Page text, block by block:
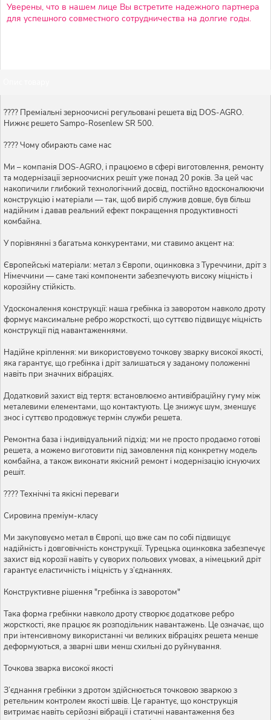
Уверены, что в нашем лице Вы встретите надежного партнера
для успешного совместного сотрудничества на долгие годы.
???? Преміальні зерноочисні регульовані решета від DOS-AGRO.
Нижнє решето Sampo-Rosenlew SR 500.
???? Чому обирають саме нас
Ми – компанія DOS-AGRO, і працюємо в сфері виготовлення, ремонту
та модернізації зерноочисних решіт уже понад 20 років. За цей час
накопичили глибокий технологічний досвід, постійно вдосконалюючи
конструкцію і матеріали — так, щоб виріб служив довше, був більш
надійним і давав реальний ефект покращення продуктивності
комбайна.
У порівнянні з багатьма конкурентами, ми ставимо акцент на:
Європейські матеріали: метал з Європи, оцинковка з Туреччини, дріт з
Німеччини — саме такі компоненти забезпечують високу міцність і
корозійну стійкість.
Удосконалення конструкції: наша гребінка із заворотом навколо дроту
формує максимальне ребро жорсткості, що суттєво підвищує міцність
конструкції під навантаженнями.
Надійне кріплення: ми використовуємо точкову зварку високої якості,
яка гарантує, що гребінка і дріт залишаться у заданому положенні
навіть при значних вібраціях.
Додатковий захист від тертя: встановлюємо антивібраційну гуму між
металевими елементами, що контактують. Це знижує шум, зменшує
знос і суттєво продовжує термін служби решета.
Ремонтна база і індивідуальний підхід: ми не просто продаємо готові
решета, а можемо виготовити під замовлення під конкретну модель
комбайна, а також виконати якісний ремонт і модернізацію існуючих
решіт.
???? Технічні та якісні переваги
Сировина преміум-класу
Ми закуповуємо метал в Європі, що вже сам по собі підвищує
надійність і довговічність конструкції. Турецька оцинковка забезпечує
захист від корозії навіть у суворих польових умовах, а німецький дріт
гарантує еластичність і міцність у з’єднаннях.
Конструктивне рішення "гребінка із заворотом"
Така форма гребінки навколо дроту створює додаткове ребро
жорсткості, яке працює як розподільник навантажень. Це означає, що
при інтенсивному використанні чи великих вібраціях решета менше
деформуються, а зварні шви менш схильні до руйнування.
Точкова зварка високої якості
З’єднання гребінки з дротом здійснюється точковою зваркою з
ретельним контролем якості швів. Це гарантує, що конструкція
витримає навіть серйозні вібрації і статичні навантаження без